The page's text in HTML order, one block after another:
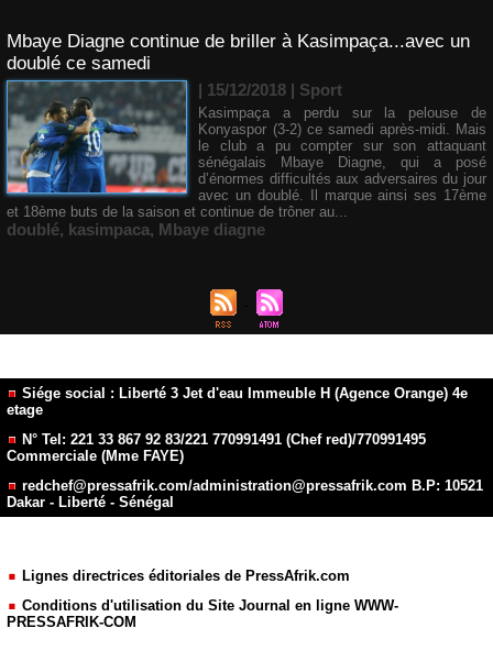
Mbaye Diagne continue de briller à Kasimpaça...avec un
doublé ce samedi
| 15/12/2018 | Sport
Kasimpaça a perdu sur la pelouse de
Konyaspor (3-2) ce samedi après-midi. Mais
le club a pu compter sur son attaquant
sénégalais Mbaye Diagne, qui a posé
d’énormes difficultés aux adversaires du jour
avec un doublé. Il marque ainsi ses 17ème
et 18ème buts de la saison et continue de trôner au...
doublé, kasimpaca, Mbaye diagne
Siége social : Liberté 3 Jet d'eau Immeuble H (Agence Orange) 4e
etage
N° Tel: 221 33 867 92 83/221 770991491 (Chef red)/770991495
Commerciale (Mme FAYE)
redchef@pressafrik.com/administration@pressafrik.com B.P: 10521
Dakar - Liberté - Sénégal
Lignes directrices éditoriales de PressAfrik.com
Conditions d'utilisation du Site Journal en ligne WWW-
PRESSAFRIK-COM